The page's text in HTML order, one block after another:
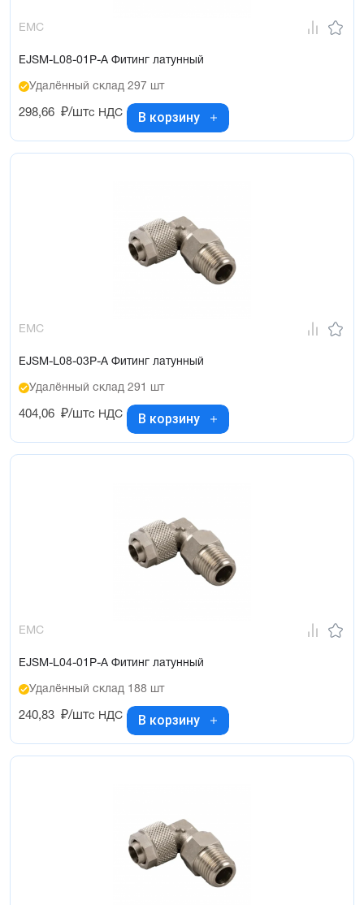
EMC
EJSM-L08-01P-A Фитинг латунный
Удалённый склад 297 шт
298,66 ₽/штс НДС В корзину
EMC
EJSM-L08-03P-A Фитинг латунный
Удалённый склад 291 шт
404,06 ₽/штс НДС В корзину
EMC
EJSM-L04-01P-A Фитинг латунный
Удалённый склад 188 шт
240,83 ₽/штс НДС В корзину